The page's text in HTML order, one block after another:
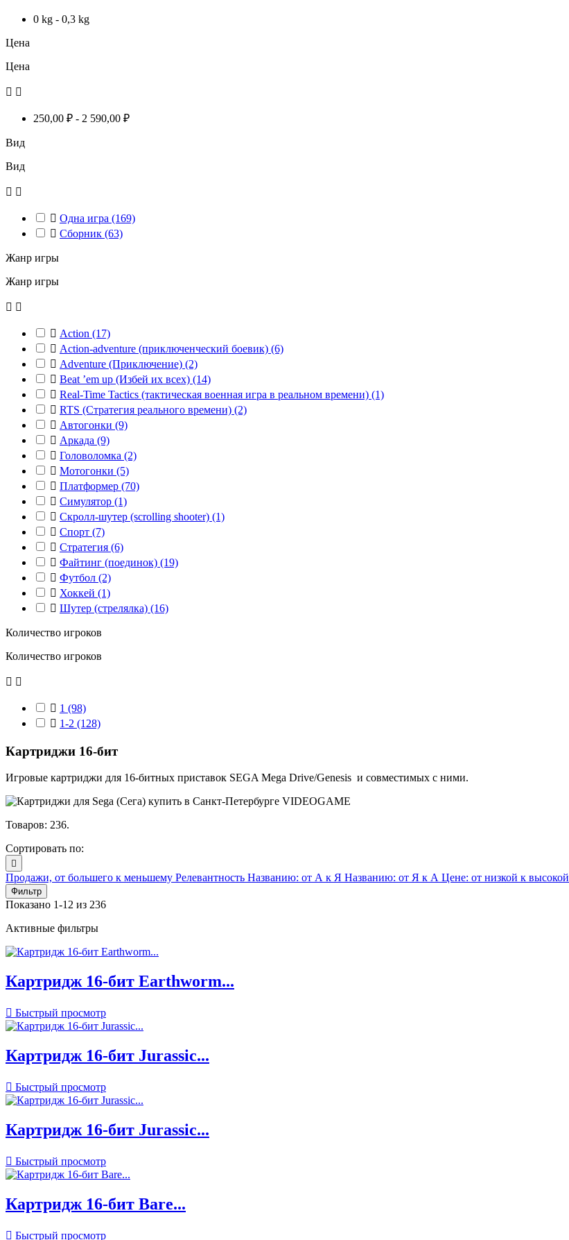
0 kg - 0,3 kg
Цена
Цена
 
250,00 ₽ - 2 590,00 ₽
Вид
Вид
 
 Одна игра (169)
 Сборник (63)
Жанр игры
Жанр игры
 
 Action (17)
 Action-adventure (приключенческий боевик) (6)
 Adventure (Приключение) (2)
 Beat ’em up (Избей их всех) (14)
 Real-Time Tactics (тактическая военная игра в реальном времени) (1)
 RTS (Стратегия реального времени) (2)
 Автогонки (9)
 Аркада (9)
 Головоломка (2)
 Мотогонки (5)
 Платформер (70)
 Симулятор (1)
 Скролл-шутер (scrolling shooter) (1)
 Спорт (7)
 Стратегия (6)
 Файтинг (поединок) (19)
 Футбол (2)
 Хоккей (1)
 Шутер (стрелялка) (16)
Количество игроков
Количество игроков
 
 1 (98)
 1-2 (128)
Картриджи 16-бит
Игровые картриджи для 16-битных приставок SEGA Mega Drive/Genesis и совместимых с ними.
Товаров: 236.
Сортировать по:

Продажи, от большего к меньшему Релевантность Названию: от А к Я Названию: от Я к А Цене: от низкой к высокой
Фильтр
Показано 1-12 из 236
Активные фильтры
Картридж 16-бит Earthworm...
 Быстрый просмотр
Картридж 16-бит Jurassic...
 Быстрый просмотр
Картридж 16-бит Jurassic...
 Быстрый просмотр
Картридж 16-бит Bare...
 Быстрый просмотр